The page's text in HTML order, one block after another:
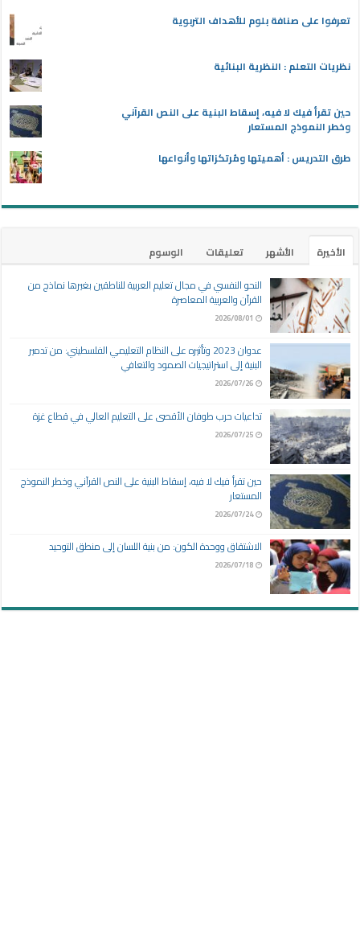
تعرفوا على صنافة بلوم للأهداف التربوية
نظريات التعلم : النظرية البنائية
حين تقرأ فيك لا فيه، إسقاط البنية على النص القرآني
وخطر النموذج المستعار
طرق التدريس : أهميتها ومُرتكزاتها وأنواعها
الأخيرة الأشهر تعليقات
الوسوم
النحو النفسي في مجال تعليم العربية للناطقين بغيرها نماذج من
القرآن والعربية المعاصرة
2026/08/01
عدوان 2023 وتأثيره على النظام التعليمي الفلسطيني: من تدمير
البنية إلى استراتيجيات الصمود والتعافي
2026/07/26
تداعيات حرب طوفان الأقصى على التعليم العالي في قطاع غزة
2026/07/25
حين تقرأ فيك لا فيه، إسقاط البنية على النص القرآني وخطر النموذج
المستعار
2026/07/24
الاشتقاق ووحدة الكون: من بنية اللسان إلى منطق التوحيد
2026/07/18